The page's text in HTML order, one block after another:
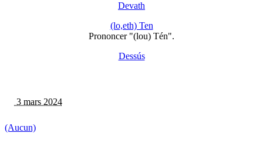
Devath
(lo,eth) Ten
Prononcer "(lou) Tén".
Dessús
3 mars 2024
(Aucun)